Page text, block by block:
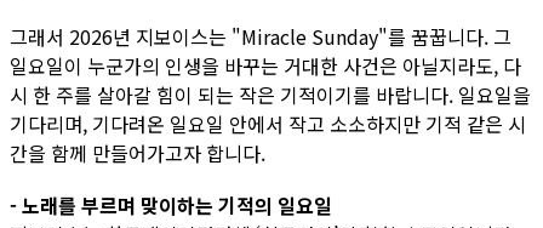
그래서 2026년 지보이스는 "Miracle Sunday"를 꿈꿉니다. 그
일요일이 누군가의 인생을 바꾸는 거대한 사건은 아닐지라도, 다
시 한 주를 살아갈 힘이 되는 작은 기적이기를 바랍니다. 일요일을
기다리며, 기다려온 일요일 안에서 작고 소소하지만 기적 같은 시
간을 함께 만들어가고자 합니다.
- 노래를 부르며 맞이하는 기적의 일요일